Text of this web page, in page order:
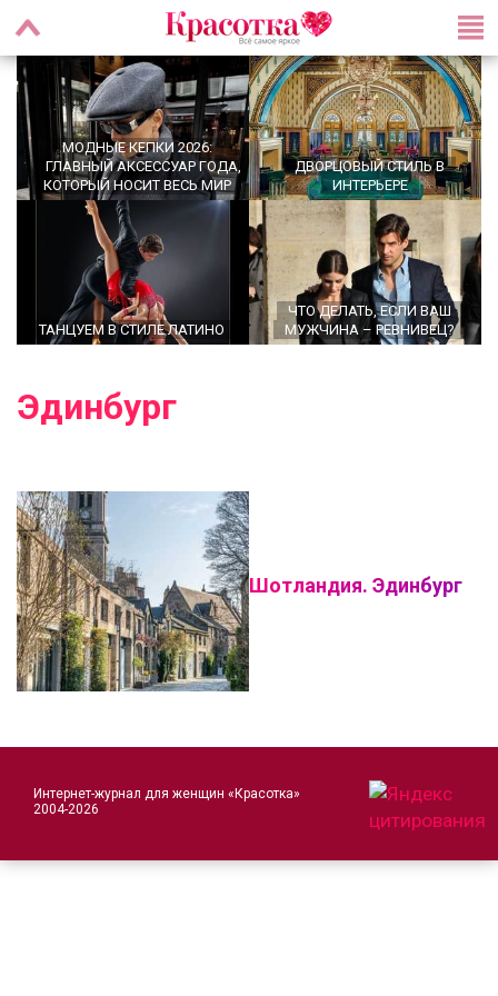
МОДНЫЕ КЕПКИ 2026:
ГЛАВНЫЙ АКСЕССУАР ГОДА,
КОТОРЫЙ НОСИТ ВЕСЬ МИР
ДВОРЦОВЫЙ СТИЛЬ В
ИНТЕРЬЕРЕ
ТАНЦУЕМ В СТИЛЕ ЛАТИНО
ЧТО ДЕЛАТЬ, ЕСЛИ ВАШ
МУЖЧИНА – РЕВНИВЕЦ?
Эдинбург
Шотландия. Эдинбург
Интернет-журнал для женщин «Красотка»
2004-2026